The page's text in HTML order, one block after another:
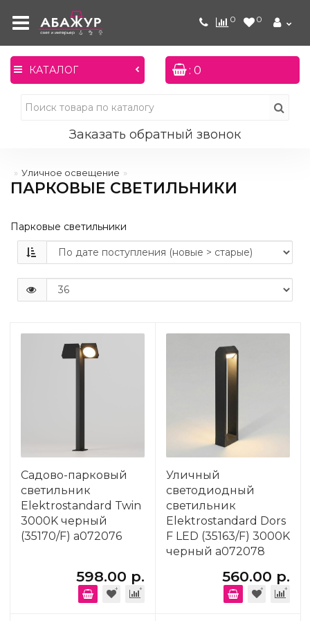
0 0
КАТАЛОГ : 0
Заказать обратный звонок
Уличное освещение
ПАРКОВЫЕ СВЕТИЛЬНИКИ
Парковые светильники
Садово-парковый
светильник
Elektrostandard Twin
3000K черный
(35170/F) a072076
598.00 р.
Уличный
светодиодный
светильник
Elektrostandard Dors
F LED (35163/F) 3000K
черный a072078
560.00 р.